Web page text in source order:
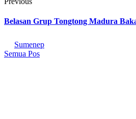
Belasan Grup Tongtong Madura
Sumenep
Semua Pos